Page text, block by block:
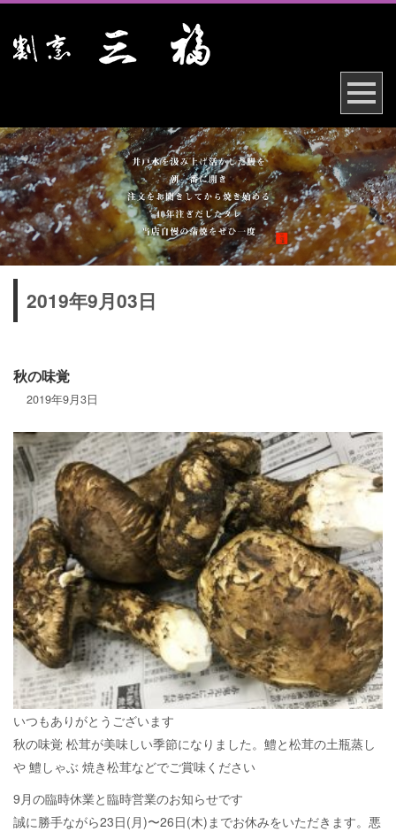
2019年9月03日
秋の味覚
2019年9月3日
いつもありがとうございます
秋の味覚 松茸が美味しい季節になりました。鱧と松茸の土瓶蒸し
や 鱧しゃぶ 焼き松茸などでご賞味ください
9月の臨時休業と臨時営業のお知らせです
誠に勝手ながら23日(月)〜26日(木)までお休みをいただきます。悪